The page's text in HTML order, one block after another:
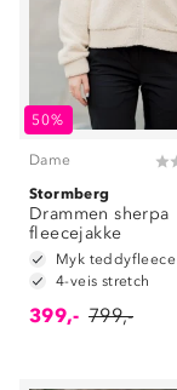
50%
Dame
Stormberg
Drammen sherpa
fleecejakke
Myk teddyfleece
4-veis stretch
399,- 799,-